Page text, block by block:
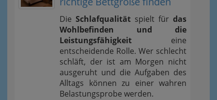
Die Schlafqualität spielt für das
Wohlbefinden und die
Leistungsfähigkeit eine
entscheidende Rolle. Wer schlecht
schläft, der ist am Morgen nicht
ausgeruht und die Aufgaben des
Alltags können zu einer wahren
Belastungsprobe werden.